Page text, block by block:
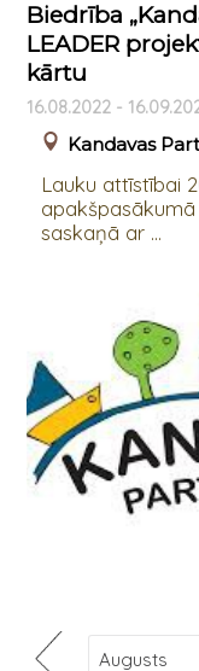
Biedrība
LEADER
kārtu
16.08.2022 -
Kandavas
Lauku attīstībai
saskaņā ar ...